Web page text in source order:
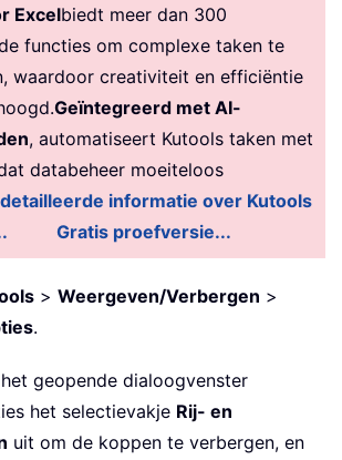
Excelbiedt meer dan 300
functies om complexe taken te
waardoor creativiteit en efficiëntie
Geïntegreerd met AI-
, automatiseert Kutools taken met
databeheer moeiteloos
informatie over Kutools
Gratis proefversie...
> Weergeven/Verbergen >
.
geopende dialoogvenster
het selectievakje Rij- en
uit om de koppen te verbergen, en